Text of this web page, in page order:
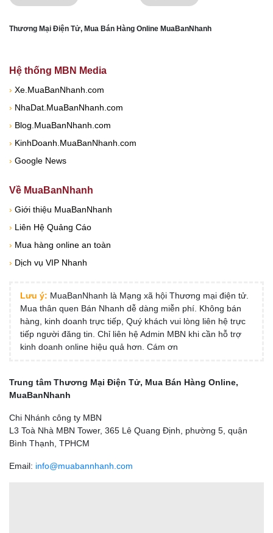
Thương Mại Điện Tử, Mua Bán Hàng Online MuaBanNhanh
Hệ thống MBN Media
› Xe.MuaBanNhanh.com
› NhaDat.MuaBanNhanh.com
› Blog.MuaBanNhanh.com
› KinhDoanh.MuaBanNhanh.com
› Google News
Về MuaBanNhanh
› Giới thiệu MuaBanNhanh
› Liên Hệ Quảng Cáo
› Mua hàng online an toàn
› Dịch vụ VIP Nhanh
Lưu ý: MuaBanNhanh là Mạng xã hội Thương mại điện tử.
Mua thân quen Bán Nhanh dễ dàng miễn phí. Không bán
hàng, kinh doanh trực tiếp, Quý khách vui lòng liên hệ trực
tiếp người đăng tin. Chỉ liên hệ Admin MBN khi cần hỗ trợ
kinh doanh online hiệu quả hơn. Cám ơn
Trung tâm Thương Mại Điện Tử, Mua Bán Hàng Online,
MuaBanNhanh
Chi Nhánh công ty MBN
L3 Toà Nhà MBN Tower, 365 Lê Quang Định, phường 5, quận
Bình Thạnh, TPHCM
Email: info@muabannhanh.com